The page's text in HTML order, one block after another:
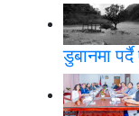
डुबानमा